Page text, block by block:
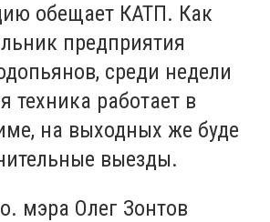
обещает КАТП. Как
предприятия
среди недели
техника работает в
на выходных же буде
выезды.
мэра Олег Зонтов